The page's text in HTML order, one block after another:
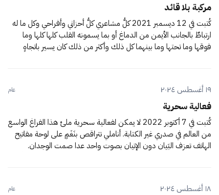
مركبة بلا قائد
كُتبت في 12 ديسمبر 2021 كلُّ مشاعري كلُّ أحزاني وأفراحي وكل ما له
ارتباطٌ بالجانب الأيمن من الدماغ أو بما يسمونه القلب كلها كلها وما
فوقها وما تحتها وما بينهما كل ذلك وأكثر من ذلك كان يسير باتجاهٍ
١٩ أغسطس ٢٠٢٤ عام
فعالية سحرية
كُتبت في 7 أكتوبر 2022 لا يمكن لفعالية سحرية ملئ هذا الفراغ الواسع
من العالم في صدري غير الكتابة. أناملي تتراقص بنَغَمٍ على لوحة مفاتيح
الهاتف تعزف البَيان دون الإتيان بصوت واحد عدا صمت الوجدان.
١٨ أغسطس ٢٠٢٤ عام